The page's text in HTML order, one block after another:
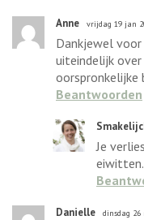
Anne vrijdag 19 jan
Dankjewel
uiteindelijk over
oorspronkelijke
Beantwoorden
Je
Danielle dinsdag 26